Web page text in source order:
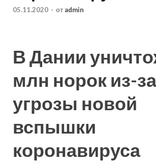
05.11.2020 - от admin
В Дании
млн норок из-за
угрозы новой
вспышки
коронавируса